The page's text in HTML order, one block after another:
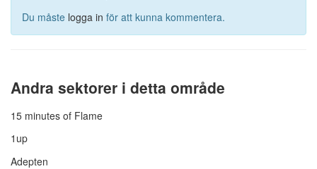
Du måste logga in för att kunna kommentera.
Andra sektorer i detta område
15 minutes of Flame
1up
Adepten